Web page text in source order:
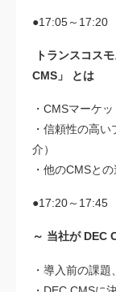
●17:05～17:20
トランスコス
CMS」 とは
・CMSマーケ
・信頼性の高
介）
・他のCMSと
●17:20～17:45
～ 当社が DEC
・導入前の課